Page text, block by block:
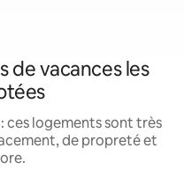
de vacances les
ces logements sont très
de propreté et